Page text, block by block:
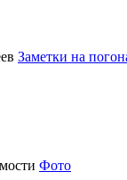
Заметки на
Фото